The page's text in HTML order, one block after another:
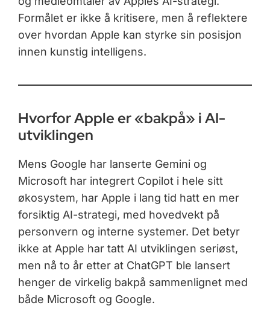
Formålet er ikke å kritisere, men å reflektere
over hvordan Apple kan styrke sin posisjon
innen kunstig intelligens.
Hvorfor Apple er «bakpå» i AI-
utviklingen
Mens Google har lanserte Gemini og
Microsoft har integrert Copilot i hele sitt
økosystem, har Apple i lang tid hatt en mer
forsiktig AI-strategi, med hovedvekt på
personvern og interne systemer. Det betyr
ikke at Apple har tatt AI utviklingen seriøst,
men nå to år etter at ChatGPT ble lansert
henger de virkelig bakpå sammenlignet med
både Microsoft og Google.